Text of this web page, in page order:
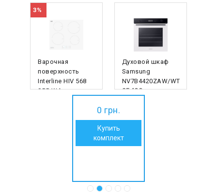
3%
Варочная
поверхность
Interline HIV 568
SBP WA
Духовой шкаф
Samsung
NV7B4420ZAW/WT
25499грн.
0 грн.
Купить
комплект